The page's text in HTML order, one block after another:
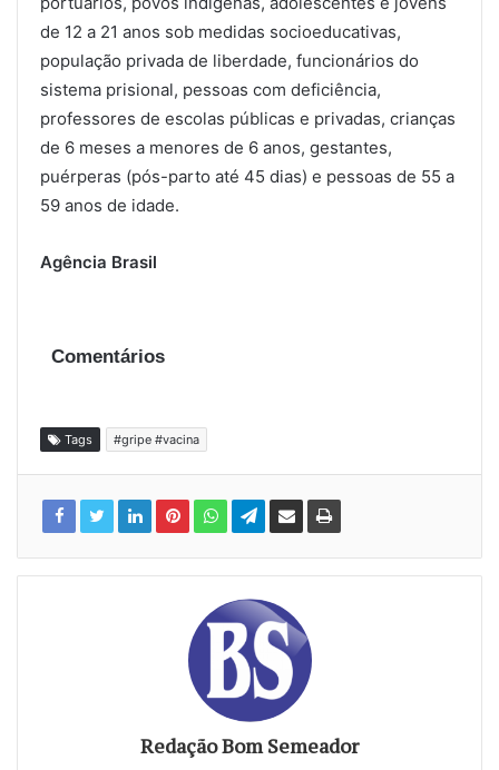
de 12 a 21 anos sob medidas socioeducativas,
população privada de liberdade, funcionários do
sistema prisional, pessoas com deficiência,
professores de escolas públicas e privadas, crianças
de 6 meses a menores de 6 anos, gestantes,
puérperas (pós-parto até 45 dias) e pessoas de 55 a
59 anos de idade.
Agência Brasil
Comentários
Tags #gripe #vacina
Redação Bom Semeador